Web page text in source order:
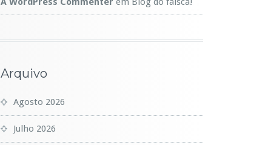
Arquivo
Agosto 2026
Julho 2026